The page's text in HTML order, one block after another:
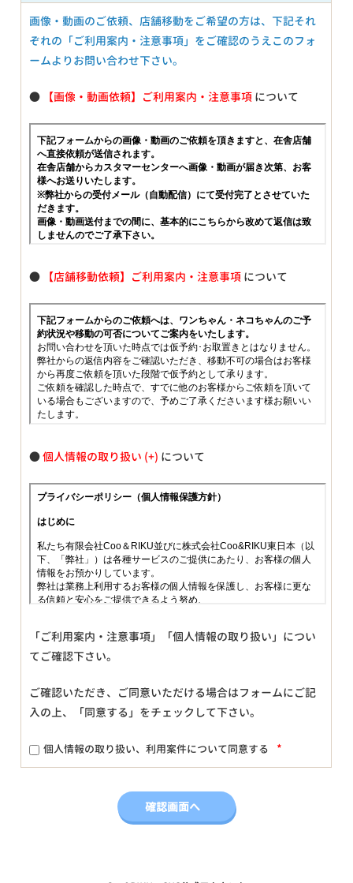
画像・動画のご依頼、店舗移動をご希望の方は、下記それ
ぞれの「ご利用案内・注意事項」をご確認のうえこのフォ
ームよりお問い合わせ下さい。
● 【画像・動画依頼】ご利用案内・注意事項 について
● 【店舗移動依頼】ご利用案内・注意事項 について
●個人情報の取り扱い について
「ご利用案内・注意事項」「個人情報の取り扱い」につい
てご確認下さい。
ご確認いただき、ご同意いただける場合はフォームにご記
入の上、「同意する」をチェックして下さい。
個人情報の取り扱い、利用案件について同意する *